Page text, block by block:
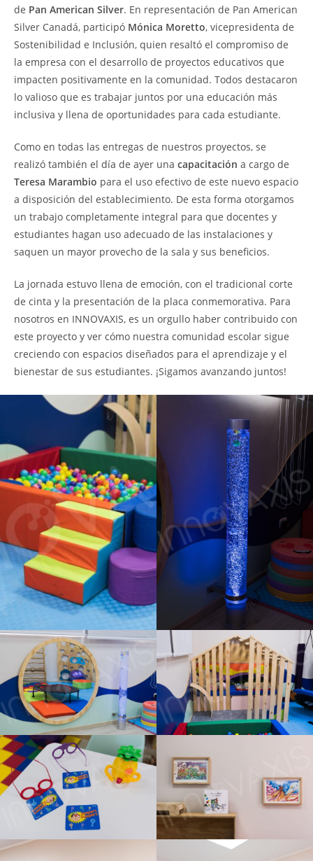
de Pan American Silver. En representación de Pan American
Silver Canadá, participó Mónica Moretto, vicepresidenta de
Sostenibilidad e Inclusión, quien resaltó el compromiso de
la empresa con el desarrollo de proyectos educativos que
impacten positivamente en la comunidad. Todos destacaron
lo valioso que es trabajar juntos por una educación más
inclusiva y llena de oportunidades para cada estudiante.
Como en todas las entregas de nuestros proyectos, se
realizó también el día de ayer una capacitación a cargo de
Teresa Marambio para el uso efectivo de este nuevo espacio
a disposición del establecimiento. De esta forma otorgamos
un trabajo completamente integral para que docentes y
estudiantes hagan uso adecuado de las instalaciones y
saquen un mayor provecho de la sala y sus beneficios.
La jornada estuvo llena de emoción, con el tradicional corte
de cinta y la presentación de la placa conmemorativa. Para
nosotros en INNOVAXIS, es un orgullo haber contribuido con
este proyecto y ver cómo nuestra comunidad escolar sigue
creciendo con espacios diseñados para el aprendizaje y el
bienestar de sus estudiantes. ¡Sigamos avanzando juntos!